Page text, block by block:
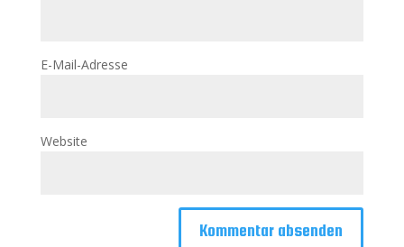
E-Mail-Adresse
Website